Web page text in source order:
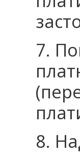
7.
8.